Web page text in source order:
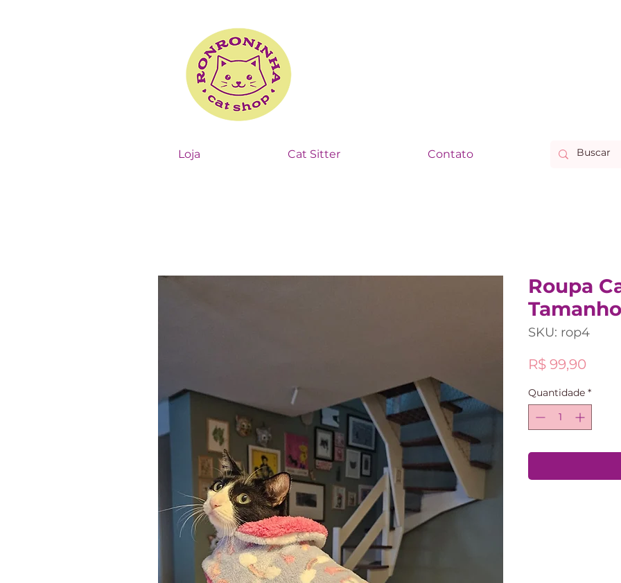
Loja Cat Sitter Contato
Roupa
SKU: rop4
R$ 99,90
Quantidade *